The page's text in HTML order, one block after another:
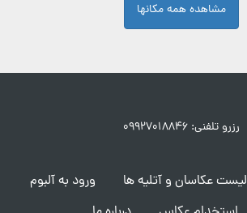
مشاهده همه مکانها
رزرو تلفنی: ۰۹۹۲۷۰۱۸۸۴۶
لیست عکاسان و آتلیه ها
ورود به آلبوم